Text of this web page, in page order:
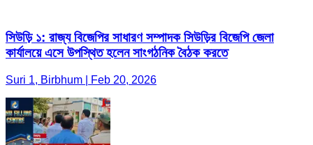
সিউড়ি ১: রাজ্য বিজেপির সাধারণ সম্পাদক সিউড়ির বিজেপি জেলা
কার্যালয়ে এসে উপস্থিত হলেন সাংগঠনিক বৈঠক করতে
Suri 1, Birbhum | Feb 20, 2026